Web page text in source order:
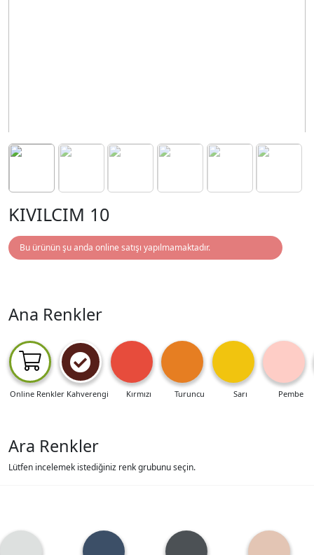
KIVILCIM 10
Bu ürünün şu anda online satışı yapılmamaktadır.
Ana Renkler
Online Renkler Kahverengi Kırmızı Turuncu Sarı Pembe
Ara Renkler
Lütfen incelemek istediğiniz renk grubunu seçin.